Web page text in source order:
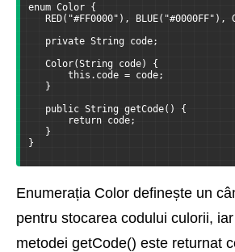
enum Color {
RED("#FF0000"), BLUE("#0000FF"),
private String code;
Color(String code) {
this.code = code;
}
public String getCode() {
return code;
}
}
Enumerația Color definește un
pentru stocarea codului culorii,
metodei getCode() este returnat